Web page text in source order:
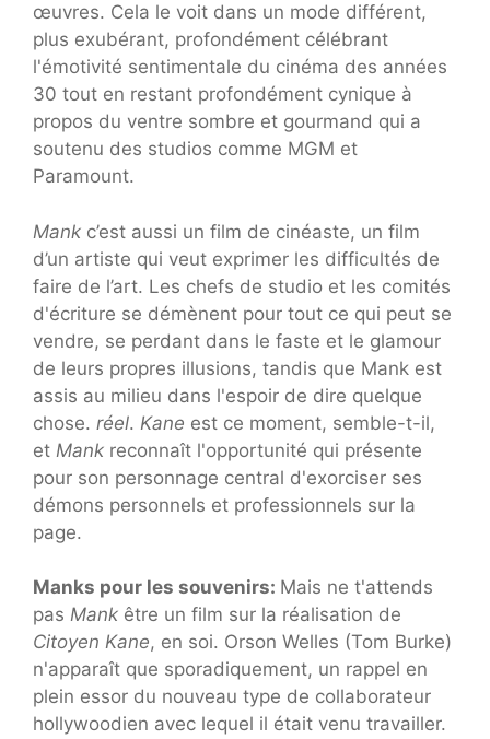
œuvres. Cela le voit dans un mode différent,
plus exubérant, profondément célébrant
l'émotivité sentimentale du cinéma des années
30 tout en restant profondément cynique à
propos du ventre sombre et gourmand qui a
soutenu des studios comme MGM et
Paramount.
Mank c’est aussi un film de cinéaste, un film
d’un artiste qui veut exprimer les difficultés de
faire de l’art. Les chefs de studio et les comités
d'écriture se démènent pour tout ce qui peut se
vendre, se perdant dans le faste et le glamour
de leurs propres illusions, tandis que Mank est
assis au milieu dans l'espoir de dire quelque
chose. réel. Kane est ce moment, semble-t-il,
et Mank reconnaît l'opportunité qui présente
pour son personnage central d'exorciser ses
démons personnels et professionnels sur la
page.
Manks pour les souvenirs: Mais ne t'attends
pas Mank être un film sur la réalisation de
Citoyen Kane, en soi. Orson Welles (Tom Burke)
n'apparaît que sporadiquement, un rappel en
plein essor du nouveau type de collaborateur
hollywoodien avec lequel il était venu travailler.